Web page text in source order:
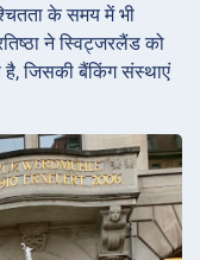
के समय में भी
ने स्विट्जरलैंड को
है, जिसकी बैंकिंग संस्थाएं